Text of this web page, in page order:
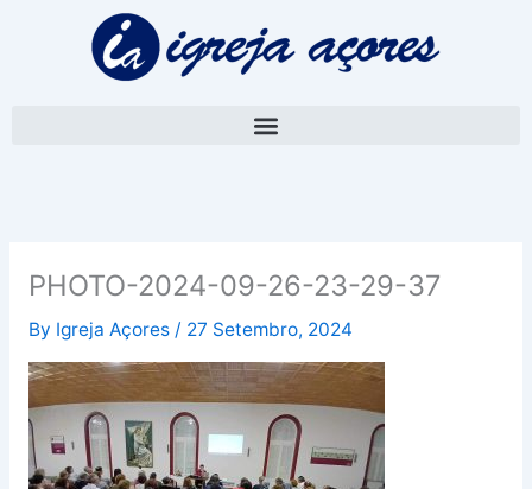
PHOTO-2024-09-26-23-29-37
By Igreja Açores / 27 Setembro, 2024